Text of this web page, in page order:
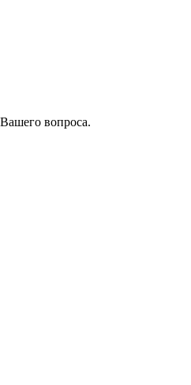
вопроса.